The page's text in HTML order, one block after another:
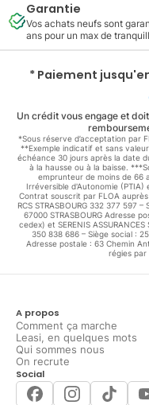
Garantie
Vos achats neufs sont
ans pour un max de
* Paiement
Un crédit vous engage et
*Sous réserve d’acceptation par
**Exemple indicatif et sans
échéance 30 jours après la date
à la hausse ou à la baisse.
emprunteur de moins de 66
Irréversible d'Autonomie (PTIA)
Contrat souscrit par FLOA
RCS STRASBOURG 332 377 597
67000 STRASBOURG Adresse
cedex) et SERENIS
350 838 686 – Siège social :
Adresse postale : 63 Chemin
régies par
A propos
Comment ça marche
Leasi, en quelques mots
Qui sommes nous
On recrute
Social